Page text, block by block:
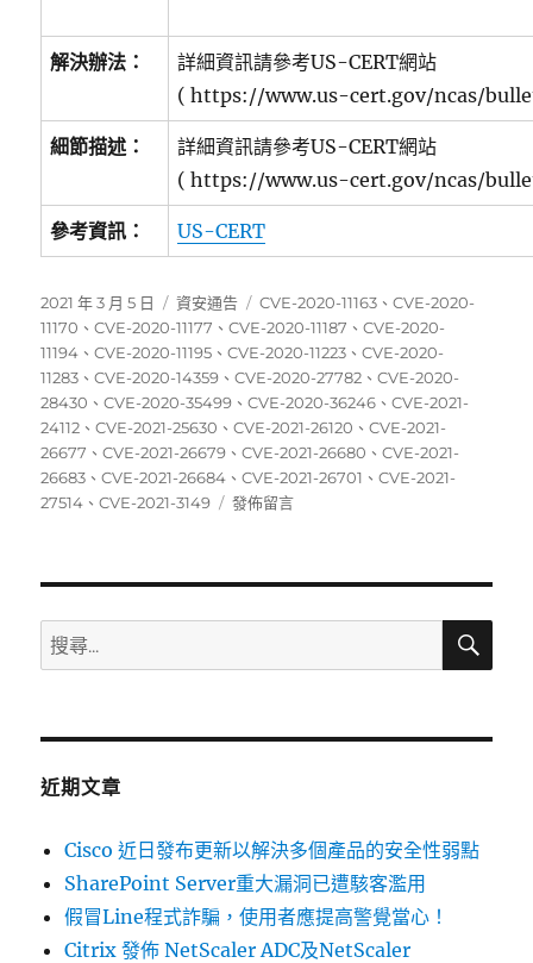
解決辦法：
詳細資訊請參考US-CERT網站
( https://www.us-cert.gov/ncas/
細節描述：
詳細資訊請參考US-CERT網站
( https://www.us-cert.gov/ncas/
參考資訊： US-CERT
發
佈
日
期:
2021 年 3 月 5 日
分
類
資安通告
標
籤
CVE-2020-11163 、CVE-2020-
11170 、CVE-2020-11177 、CVE-2020-11187 、CVE-2020-
11194 、CVE-2020-11195 、CVE-2020-11223 、CVE-2020-
11283 、CVE-2020-14359 、CVE-2020-27782 、CVE-2020-
28430 、CVE-2020-35499 、CVE-2020-36246 、CVE-2021-
24112 、CVE-2021-25630 、CVE-2021-26120 、CVE-2021-
26677 、CVE-2021-26679 、CVE-2021-26680 、CVE-2021-
26683 、CVE-2021-26684 、CVE-2021-26701 、CVE-2021-
27514 、CVE-2021-3149
在
點
脅
發佈留言
搜
尋
鍵
搜
近期文章
Cisco 近日發布更新以解決多個產品的安全性弱點
SharePoint Server重大漏洞已遭駭客濫用
假冒Line程式詐騙，使用者應提高警覺當心！
Citrix 發佈 NetScaler ADC及NetScaler